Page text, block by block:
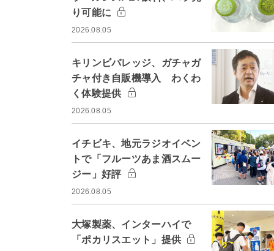
り可能に
2026.08.05
キリンビバレッジ、ガチャガ
チャ付き自販機導入 わくわ
く体験提供
2026.08.05
イチビキ、地元ラジオイベン
トで「フルーツあま酒スムー
ジー」好評
2026.08.05
大塚製薬、インターハイで
「ポカリスエット」提供